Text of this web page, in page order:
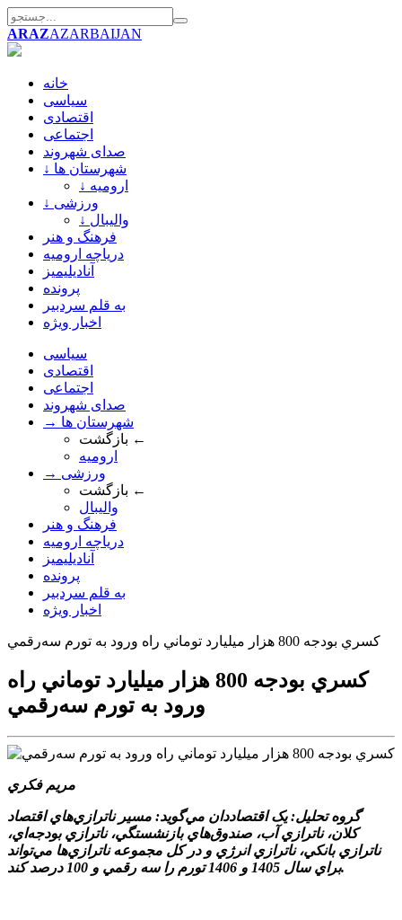
ARAZAZARBAIJAN
خانه
سیاسی
اقتصادی
اجتماعی
صدای شهروند
↓ شهرستان ها
↓ ارومیه
↓ ورزشی
↓ والیبال
فرهنگ و هنر
دریاچه ارومیه
آنادیلیمیز
پرونده
به قلم سردبیر
اخبار ویژه
سیاسی
اقتصادی
اجتماعی
صدای شهروند
→ شهرستان ها
بازگشت ←
ارومیه
→ ورزشی
بازگشت ←
والیبال
فرهنگ و هنر
دریاچه ارومیه
آنادیلیمیز
پرونده
به قلم سردبیر
اخبار ویژه
کسري بودجه 800 هزار ميليارد توماني راه ورود به تورم سه‌رقمي
کسري بودجه 800 هزار ميليارد توماني راه
ورود به تورم سه‌رقمي
مريم فکري
گروه تحليل: يک اقتصاددان مي‌گويد: مسير ناترازي‌هاي اقتصاد
کلان، ناترازي آب، صندوق‌هاي بازنشستگي، ناترازي بودجه‌اي،
ناترازي بانکي، ناترازي انرژي و در کل مجموعه ناترازي‌ها مي‌تواند
براي سال 1405 و 1406 تورم را سه رقمي و 100 درصد کند.